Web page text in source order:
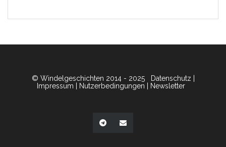
© Windelgeschichten 2014 - 2025 Datenschutz
Impressum
Nutzerbedingungen Newsletter